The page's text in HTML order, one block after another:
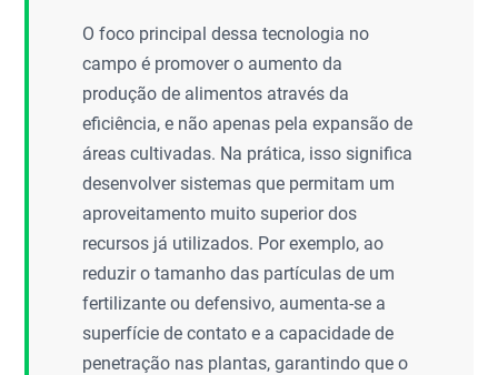
O foco principal dessa tecnologia no
campo é promover o aumento da
produção de alimentos através da
eficiência, e não apenas pela expansão de
áreas cultivadas. Na prática, isso significa
desenvolver sistemas que permitam um
aproveitamento muito superior dos
recursos já utilizados. Por exemplo, ao
reduzir o tamanho das partículas de um
fertilizante ou defensivo, aumenta-se a
superfície de contato e a capacidade de
penetração nas plantas, garantindo que o